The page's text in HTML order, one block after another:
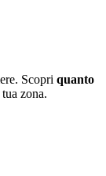
Scopri quanto
zona.